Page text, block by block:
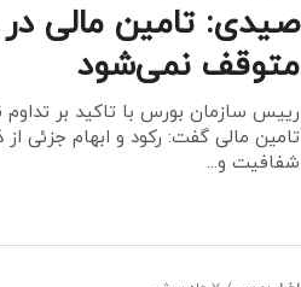
صیدی: تامین مالی در
متوقف نمی‌شود
رییس سازمان بورس با تاکید بر تداوم
تامین مالی گفت: رکود و ابهام جزئی
شفافیت و...